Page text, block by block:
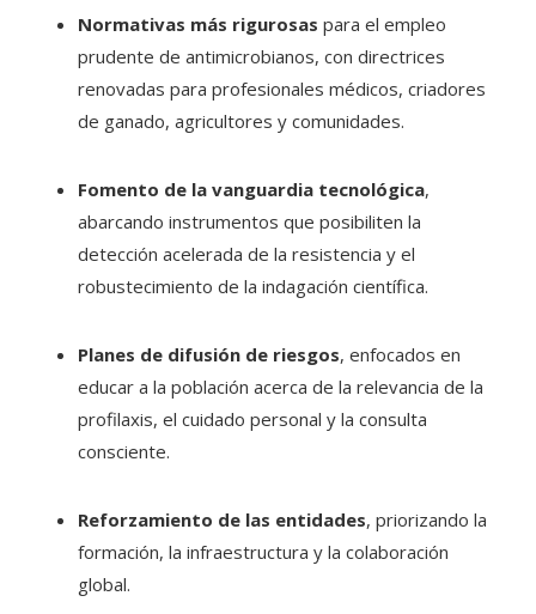
Normativas más rigurosas para el empleo
prudente de antimicrobianos, con directrices
renovadas para profesionales médicos, criadores
de ganado, agricultores y comunidades.
Fomento de la vanguardia tecnológica,
abarcando instrumentos que posibiliten la
detección acelerada de la resistencia y el
robustecimiento de la indagación científica.
Planes de difusión de riesgos, enfocados en
educar a la población acerca de la relevancia de la
profilaxis, el cuidado personal y la consulta
consciente.
Reforzamiento de las entidades, priorizando la
formación, la infraestructura y la colaboración
global.